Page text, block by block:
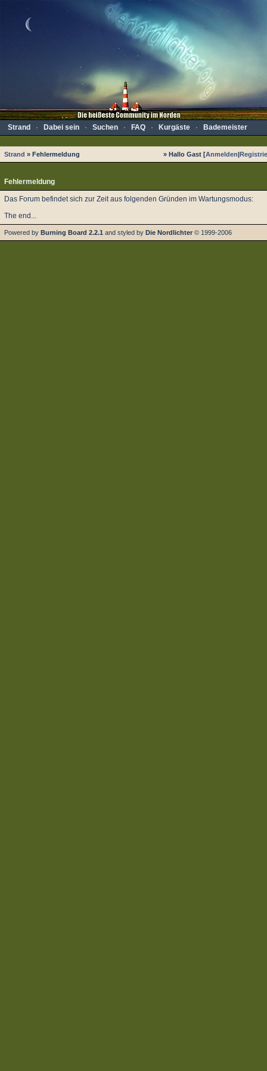
Strand · Dabei sein· Suchen· FAQ· Kurgäste· Bademeister
Strand » Fehlermeldung » Hallo Gast [Anmelden|
Fehlermeldung
Das Forum befindet sich zur Zeit aus folgenden Gründen im Wartungsmodus:
The end...
Powered by Burning Board 2.2.1 and styled by Die Nordlichter © 1999-2006